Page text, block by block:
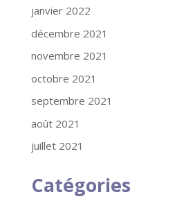
janvier 2022
décembre 2021
novembre 2021
octobre 2021
septembre 2021
août 2021
juillet 2021
Catégories